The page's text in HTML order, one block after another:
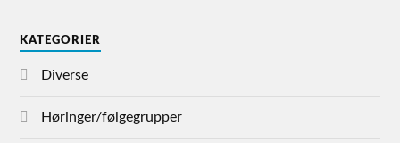
KATEGORIER
Diverse
Høringer/følgegrupper